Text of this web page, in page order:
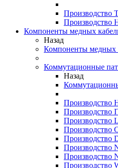
Производство
Производство
Компоненты медных
Назад
Компоненты медных
Коммутационные
Назад
Производство
Производство
Производство
Производство
Производство
Производство
Производство
Производство